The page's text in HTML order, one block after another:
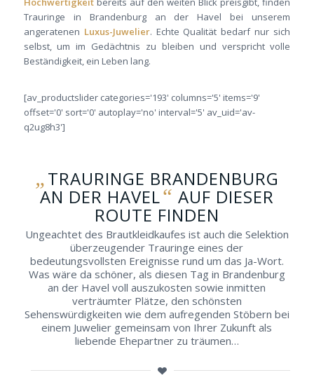
Trauringe in Brandenburg an der Havel bei unserem
angeratenen Luxus-Juwelier. Echte Qualität bedarf nur sich
selbst, um im Gedächtnis zu bleiben und verspricht volle
Beständigkeit, ein Leben lang.
[av_productslider categories='193' columns='5' items='9'
offset='0' sort='0' autoplay='no' interval='5' av_uid='av-
q2ug8h3']
„TRAURINGE BRANDENBURG
AN DER HAVEL“ AUF DIESER
ROUTE FINDEN
Ungeachtet des Brautkleidkaufes ist auch die Selektion
überzeugender Trauringe eines der
bedeutungsvollsten Ereignisse rund um das Ja-Wort.
Was wäre da schöner, als diesen Tag in Brandenburg
an der Havel voll auszukosten sowie inmitten
verträumter Plätze, den schönsten
Sehenswürdigkeiten wie dem aufregenden Stöbern bei
einem Juwelier gemeinsam von Ihrer Zukunft als
liebende Ehepartner zu träumen…